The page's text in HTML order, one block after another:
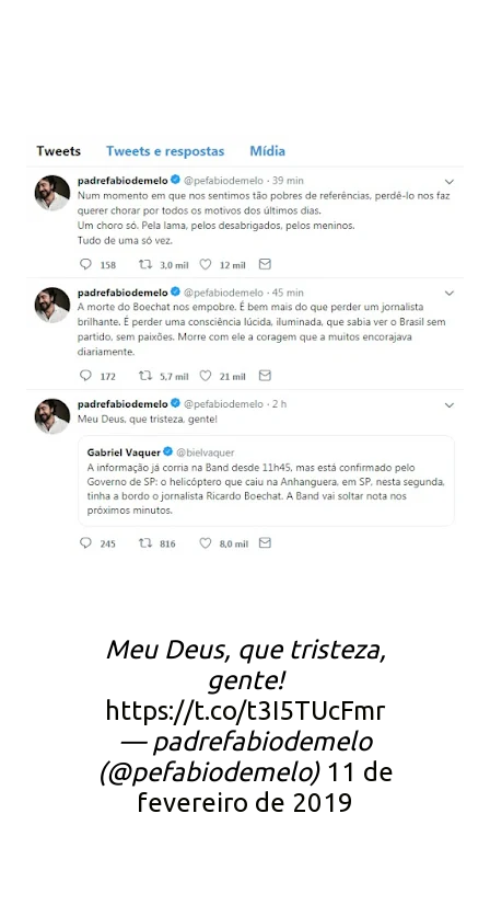
Meu Deus, que tristeza,
gente!
https://t.co/t3I5TUcFmr
— padrefabiodemelo
(@pefabiodemelo) 11 de
fevereiro de 2019